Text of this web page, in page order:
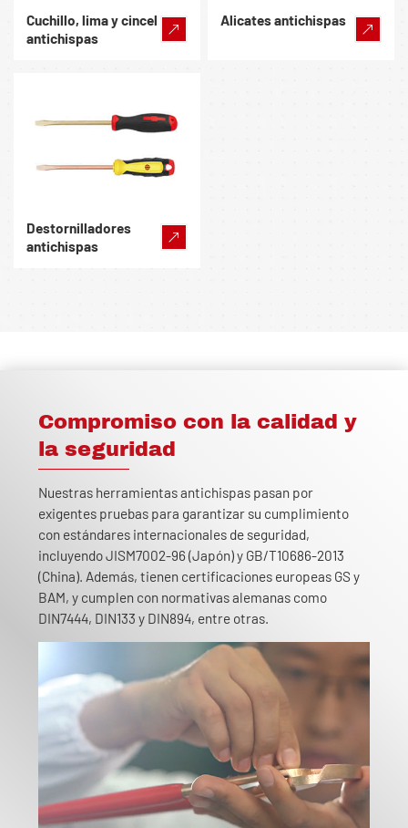
Cuchillo, lima y cincel
antichispas
Alicates antichispas
Destornilladores
antichispas
Compromiso con la calidad y
la seguridad
Nuestras herramientas antichispas pasan por
exigentes pruebas para garantizar su cumplimiento
con estándares internacionales de seguridad,
incluyendo JISM7002-96 (Japón) y GB/T10686-2013
(China). Además, tienen certificaciones europeas GS y
BAM, y cumplen con normativas alemanas como
DIN7444, DIN133 y DIN894, entre otras.